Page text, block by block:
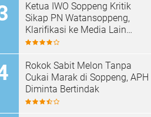
Ketua IWO Soppeng Kritik
Sikap PN Watansoppeng,
Klarifikasi ke Media Lain
Dinilai Cederai Etika
Rokok Sabit Melon Tanpa
Cukai Marak di Soppeng, APH
Diminta Bertindak